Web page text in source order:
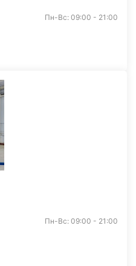
Пн-Вс: 09:00 - 21:00
Пн-Вс: 09:00 - 21:00